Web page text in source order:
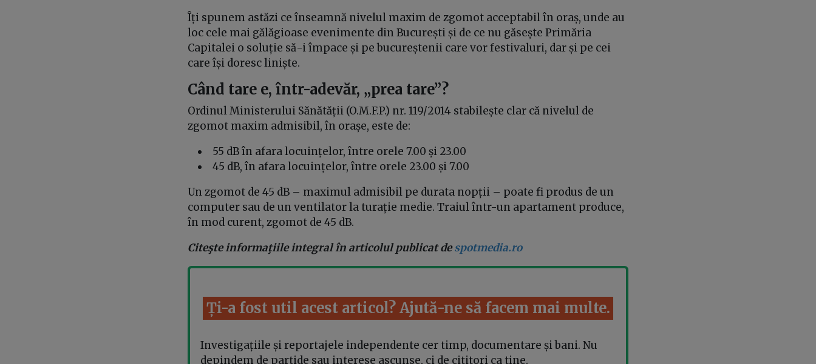
Îți spunem astăzi ce înseamnă nivelul maxim de zgomot acceptabil în oraș, unde au
loc cele mai gălăgioase evenimente din București și de ce nu găsește Primăria
Capitalei o soluție să-i împace și pe bucureștenii care vor festivaluri, dar și pe cei
care își doresc liniște.
Când tare e, într-adevăr, „prea tare”?
Ordinul Ministerului Sănătății (O.M.F.P.) nr. 119/2014 stabilește clar că nivelul de
zgomot maxim admisibil, în orașe, este de:
55 dB în afara locuințelor, între orele 7.00 și 23.00
45 dB, în afara locuințelor, între orele 23.00 și 7.00
Un zgomot de 45 dB – maximul admisibil pe durata nopții – poate fi produs de un
computer sau de un ventilator la turație medie. Traiul într-un apartament produce,
în mod curent, zgomot de 45 dB.
Citeşte informaţiile integral în articolul publicat despotmedia.ro
Ți-a fost util acest articol? Ajută-ne să facem mai multe.
Investigațiile și reportajele independente cer timp, documentare și bani. Nu
depindem de partide sau interese ascunse, ci de cititori ca tine.